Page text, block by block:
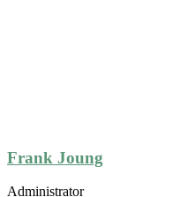
Frank Joung
Administrator